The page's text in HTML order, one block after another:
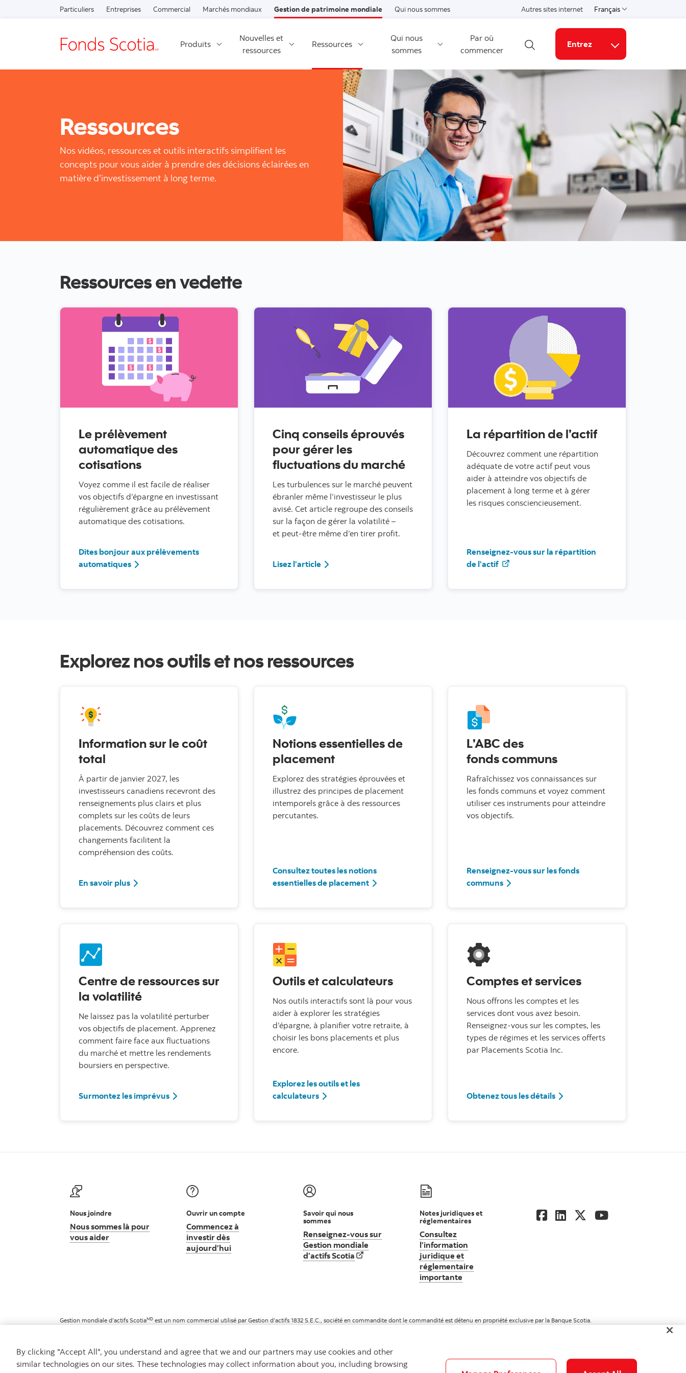
Passer au contenu
Particuliers Entreprises Commercial Marchés mondiaux Gestion de patrimoine mondiale Qui nous sommes Autres sites internet Français
Choisissez une langue
Produits
Nouvelles et
ressources
Ressources
Qui nous
sommes
Par où
commencer
Ouvrir la recherche
Entrez
Liens connexes
Ressources
Nos vidéos, ressources et outils interactifs simplifient les
concepts pour vous aider à prendre des décisions éclairées en
matière d’investissement à long terme.
Ressources en vedette
Le prélèvement
automatique des
cotisations
Voyez comme il est facile de réaliser
vos objectifs d’épargne en investissant
régulièrement grâce au prélèvement
automatique des cotisations.
Dites bonjour aux prélèvements
automatiques
Cinq conseils éprouvés
pour gérer les
fluctuations du marché
Les turbulences sur le marché peuvent
ébranler même l’investisseur le plus
avisé. Cet article regroupe des conseils
sur la façon de gérer la volatilité –
et peut-être même d’en tirer profit.
Lisez l’article Cinq conseils éprouvés pour gérer les fluctuations du marché
La répartition de l’actif
Découvrez comment une répartition
adéquate de votre actif peut vous
aider à atteindre vos objectifs de
placement à long terme et à gérer
les risques consciencieusement.
Renseignez-vous sur la répartition
de l’actif
Explorez nos outils et nos ressources
Information sur le coût
total
À partir de janvier 2027, les
investisseurs canadiens recevront des
renseignements plus clairs et plus
complets sur les coûts de leurs
placements. Découvrez comment ces
changements facilitent la
compréhension des coûts.
En savoir plus
Notions essentielles de
placement
Explorez des stratégies éprouvées et
illustrez des principes de placement
intemporels grâce à des ressources
percutantes.
Consultez toutes les notions
essentielles de placement
L’ABC des
fonds communs
Rafraîchissez vos connaissances sur
les fonds communs et voyez comment
utiliser ces instruments pour atteindre
vos objectifs.
Renseignez-vous sur les fonds
communs
Centre de ressources sur
la volatilité
Ne laissez pas la volatilité perturber
vos objectifs de placement. Apprenez
comment faire face aux fluctuations
du marché et mettre les rendements
boursiers en perspective.
Surmontez les imprévus
Outils et calculateurs
Nos outils interactifs sont là pour vous
aider à explorer les stratégies
d’épargne, à planifier votre retraite, à
choisir les bons placements et plus
encore.
Explorez les outils et les
calculateurs
Comptes et services
Nous offrons les comptes et les
services dont vous avez besoin.
Renseignez-vous sur les comptes, les
types de régimes et les services offerts
par Placements Scotia Inc.
Obtenez tous les détailsComptes et services
Nous joindre
Nous sommes là pour
vous aiderNous sommes là pour vous aider
Ouvrir un compte
Commencez à
investir dès
aujourd’huiCommencez à investir dès aujourd’hui
Savoir qui nous
sommes
Renseignez-vous sur
Gestion mondiale
d’actifs Scotia Renseignez-vous sur Gestion mondiale d’actifs Scotia
Notes juridiques et
réglementaires
Consultez
l’information
juridique et
réglementaire
importante
Gestion mondiale d’actifs ScotiaMD est un nom commercial utilisé par Gestion d’actifs 1832 S.E.C., société en commandite dont le commandité est détenu en propriété exclusive par la Banque Scotia.
By clicking "Accept All", you understand and agree that we and our partners may use cookies and other
similar technologies on our sites. These technologies may collect information about you, including browsing